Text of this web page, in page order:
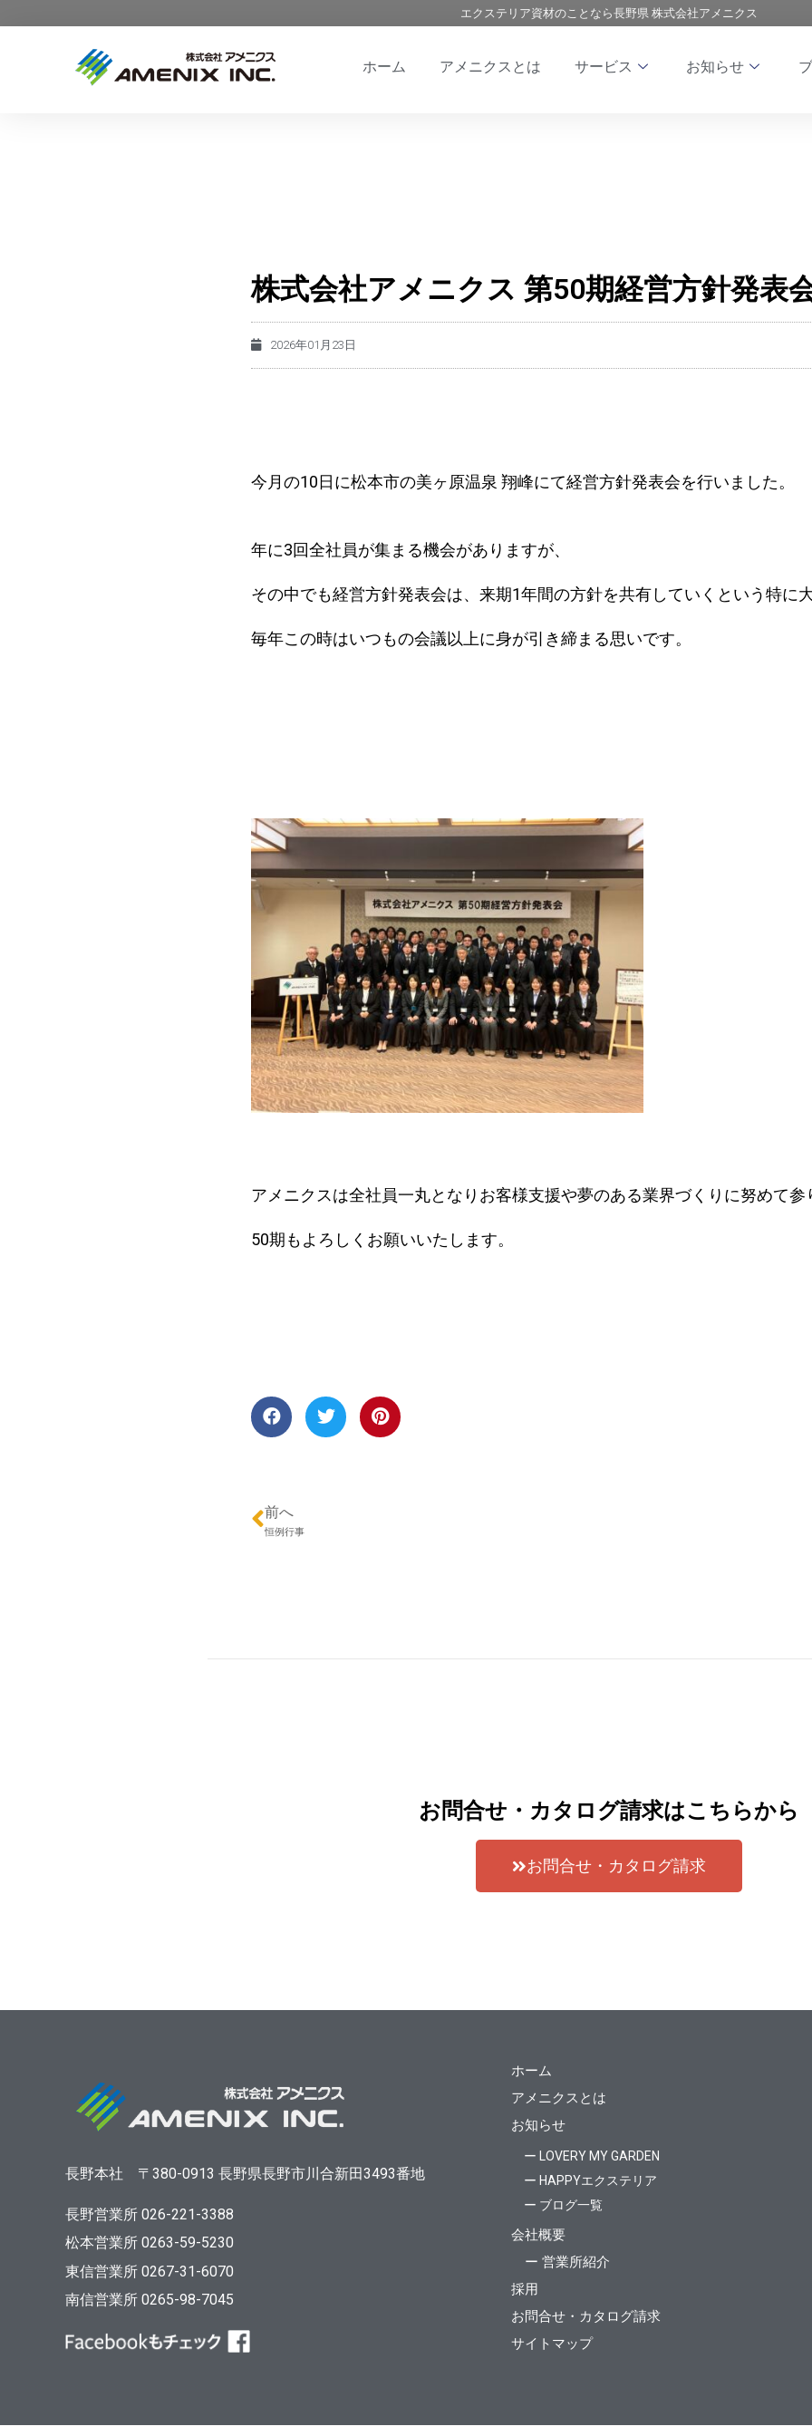
エクステリア資材のことなら長野県 株式会社アメニクス
ホーム アメニクスとは サービス お知らせ
株式会社アメニクス 第50期経営方針発表
2026年01月23日
今月の10日に松本市の美ヶ原温泉 翔峰にて経営方針発表会を行いました。
年に3回全社員が集まる機会がありますが、
その中でも経営方針発表会は、来期1年間の方針を共有していくという特に
毎年この時はいつもの会議以上に身が引き締まる思いです。
アメニクスは全社員一丸となりお客様支援や夢のある業界づくりに努めて参
50期もよろしくお願いいたします。
前へ
恒例行事
お問合せ・カタログ請求はこちらから
お問合せ・カタログ請求
長野本社 〒380-0913 長野県長野市川合新田3493番地
長野営業所 026-221-3388
松本営業所 0263-59-5230
東信営業所 0267-31-6070
南信営業所 0265-98-7045
ホーム
アメニクスとは
お知らせ
ー LOVERY MY GARDEN
ー HAPPYエクステリア
ー ブログ一覧
会社概要
ー 営業所紹介
採用
お問合せ・カタログ請求
サイトマップ